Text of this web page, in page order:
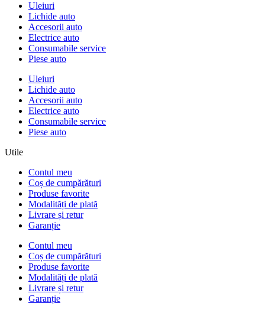
Uleiuri
Lichide auto
Accesorii auto
Electrice auto
Consumabile service
Piese auto
Uleiuri
Lichide auto
Accesorii auto
Electrice auto
Consumabile service
Piese auto
Utile
Contul meu
Coș de cumpărături
Produse favorite
Modalități de plată
Livrare și retur
Garanție
Contul meu
Coș de cumpărături
Produse favorite
Modalități de plată
Livrare și retur
Garanție